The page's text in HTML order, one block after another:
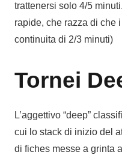
trattenersi solo 4/5
rapide, che razza di che
continuita di 2/3 minuti)
Tornei
L’aggettivo “deep”
cui lo stack di inizio del
di fiches messe a grinta